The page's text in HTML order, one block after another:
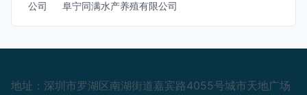
公司
阜宁同满水产养殖有限公司
地址：深圳市罗湖区南湖街道嘉宾路4055号城市天地广场